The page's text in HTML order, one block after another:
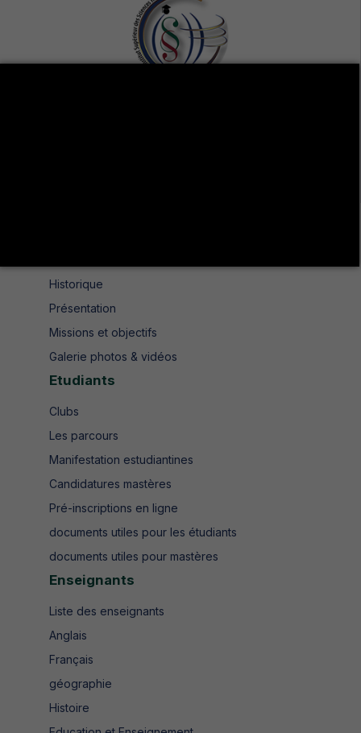
Historique
Présentation
Missions et objectifs
Galerie photos & vidéos
Etudiants
Clubs
Les parcours
Manifestation estudiantines
Candidatures mastères
Pré-inscriptions en ligne
documents utiles pour les étudiants
documents utiles pour mastères
Enseignants
Liste des enseignants
Anglais
Français
géographie
Histoire